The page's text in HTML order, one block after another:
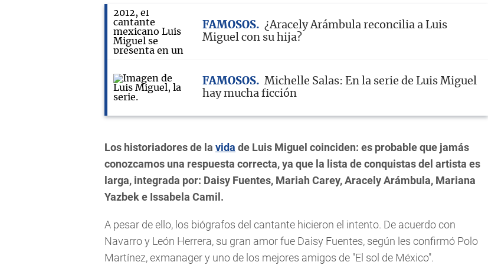
FAMOSOS
¿Aracely Arámbula reconcilia a Luis
Miguel con su hija?
FAMOSOS
Michelle Salas: En la serie de Luis Miguel
hay mucha ficción
Los historiadores de la vida de Luis Miguel coinciden: es probable que jamás
conozcamos una respuesta correcta, ya que la lista de conquistas del artista es
larga, integrada por: Daisy Fuentes, Mariah Carey, Aracely Arámbula, Mariana
Yazbek e Issabela Camil.
A pesar de ello, los biógrafos del cantante hicieron el intento. De acuerdo con
Navarro y León Herrera, su gran amor fue Daisy Fuentes, según les confirmó Polo
Martínez, exmanager y uno de los mejores amigos de "El sol de México".